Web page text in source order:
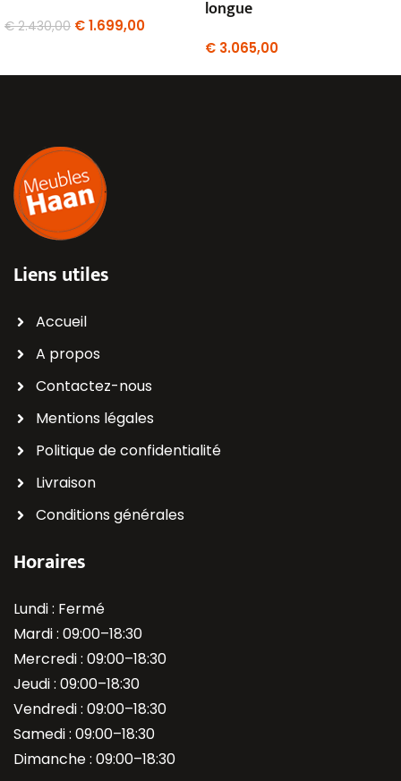
€2.430,00 €1.699,00
longue
€ 3.065,00
Liens utiles
Accueil
A propos
Contactez-nous
Mentions légales
Politique de confidentialité
Livraison
Conditions générales
Horaires
Lundi : Fermé
Mardi : 09:00–18:30
Mercredi : 09:00–18:30
Jeudi : 09:00–18:30
Vendredi : 09:00–18:30
Samedi : 09:00–18:30
Dimanche : 09:00–18:30